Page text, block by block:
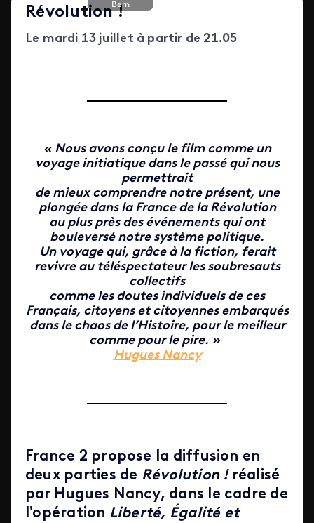
Bern
Révolution !
Le mardi 13 juillet à partir de 21.05
« Nous avons conçu le film comme un
voyage initiatique dans le passé qui nous
permettrait
de mieux comprendre notre présent, une
plongée dans la France de la Révolution
au plus près des événements qui ont
bouleversé notre système politique.
Un voyage qui, grâce à la fiction, ferait
revivre au téléspectateur les soubresauts
collectifs
comme les doutes individuels de ces
Français, citoyens et citoyennes embarqués
dans le chaos de l’Histoire, pour le meilleur
comme pour le pire. »
Hugues Nancy
France 2 propose la diffusion en
deux parties de Révolution !réalisé
par Hugues Nancy, dans le cadre de
l'opération Liberté, Égalité et